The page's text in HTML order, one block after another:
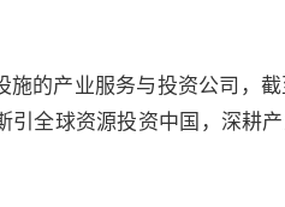
的产业服务与投资公司，
全球资源投资中国，深耕